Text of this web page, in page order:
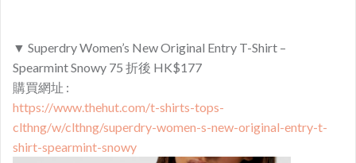
▼ Superdry Women’s New Original Entry T-Shirt –
Spearmint Snowy 75 折後 HK$177
購買網址 :
https://www.thehut.com/t-shirts-tops-
clthng/w/clthng/superdry-women-s-new-original-entry-t-
shirt-spearmint-snowy